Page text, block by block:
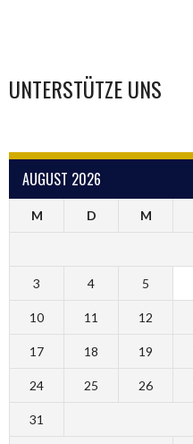
UNTERSTÜTZE UNS
AUGUST 2026
M D M
3 4 5
10 11 12
17 18 19
24 25 26
31